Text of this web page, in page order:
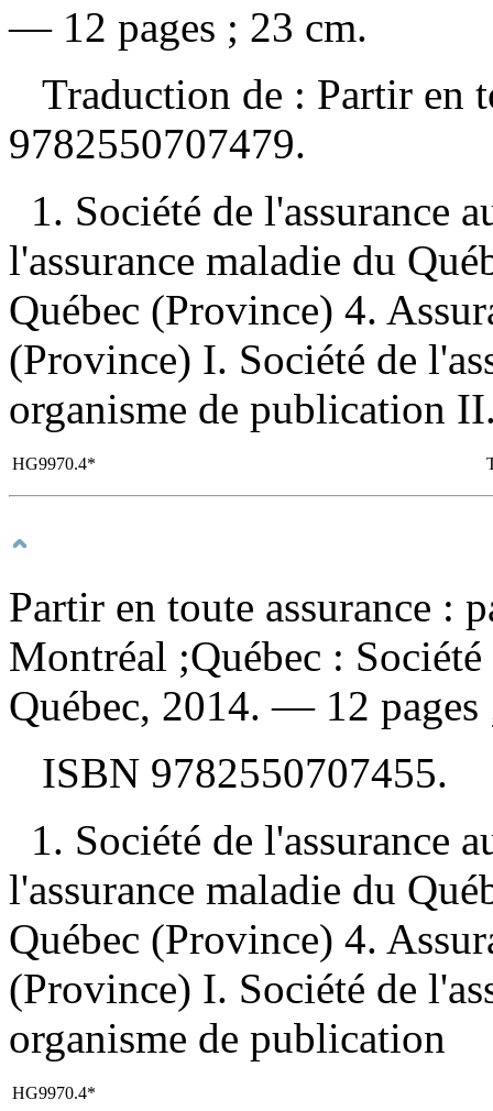
— 12 pages ; 23 cm.
Traduction de : Partir en
9782550707479.
1. Société de l'assurance
l'assurance maladie du
Québec (Province) 4.
(Province) I. Société de
organisme de publication
HG9970.4*
Partir en toute assurance :
Montréal ;Québec :
Québec, 2014. — 12 pages
ISBN 9782550707455.
1. Société de l'assurance
l'assurance maladie du
Québec (Province) 4.
(Province) I. Société de
organisme de publication
HG9970.4*